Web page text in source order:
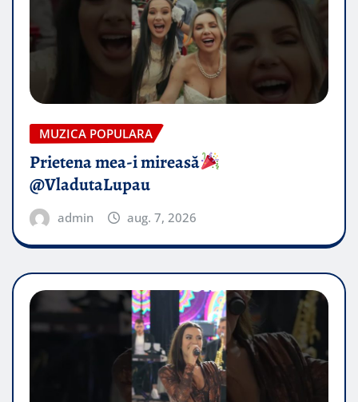
MUZICA POPULARA
Prietena mea-i mireasă​
@VladutaLupau
admin aug. 7, 2026